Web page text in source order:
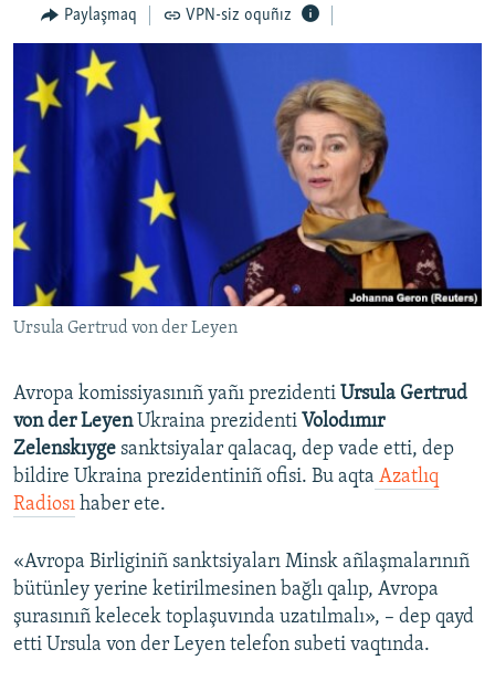
VİDEO
BLOGLAR
FİKİR
Українською
QOŞULIÑIZ!
RFE/RS bütün saytları
Paylaşmaq VPN-siz oquñız
Ursula Gertrud von der Leyen
Avropa komissiyasınıñ yañı prezidenti Ursula Gertrud
von der Leyen Ukraina prezidenti Volodımır
Zelenskıyge sanktsiyalar qalacaq, dep vade etti, dep
bildire Ukraina prezidentiniñ ofisi. Bu aqta Azatlıq
Radiosı haber ete.
«Avropa Birliginiñ sanktsiyaları Minsk añlaşmalarınıñ
bütünley yerine ketirilmesinen bağlı qalıp, Avropa
şurasınıñ kelecek toplaşuvında uzatılmalı», – dep qayd
etti Ursula von der Leyen telefon subeti vaqtında.